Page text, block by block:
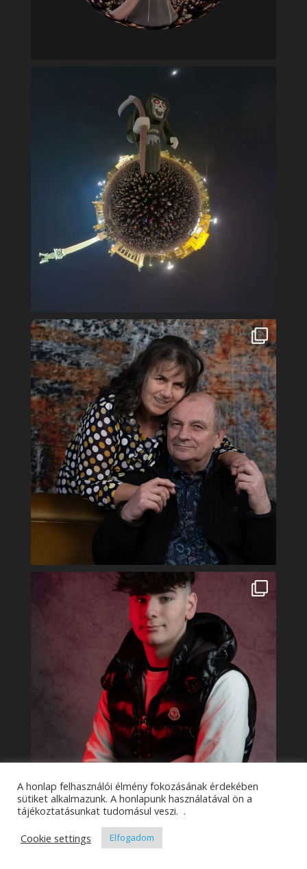
A honlap felhasználói élmény fokozásának érdekében
sütiket alkalmazunk. A honlapunk használatával ön a
tájékoztatásunkat tudomásul veszi. .
Cookie settings
Elfogadom